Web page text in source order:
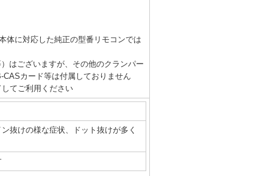
体に対応した純正の型番リモコンでは
はございますが、その他のクランパー
カード等は付属しておりません
てご利用ください
抜けの様な症状、ドット抜けが多く